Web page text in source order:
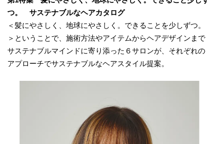
つ。 サステナブルなヘアカタログ
＜髪にやさしく、地球にやさしく。できることを少しずつ。
＞ということで、施術方法やアイテムからヘアデザインまで
サステナブルマインドに寄り添った６サロンが、それぞれの
アプローチでサステナブルなヘアスタイル提案。